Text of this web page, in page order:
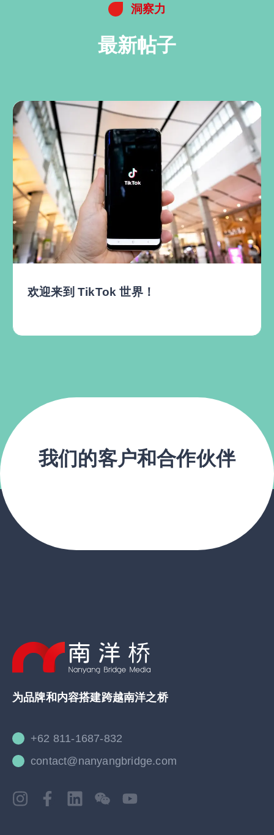
洞察力
最新帖子
外国电影如何在印度尼西亚完成拍摄取景
我们的客户和合作伙伴
为品牌和内容搭建跨越南洋之桥
+62 811-1687-832
contact@nanyangbridge.com